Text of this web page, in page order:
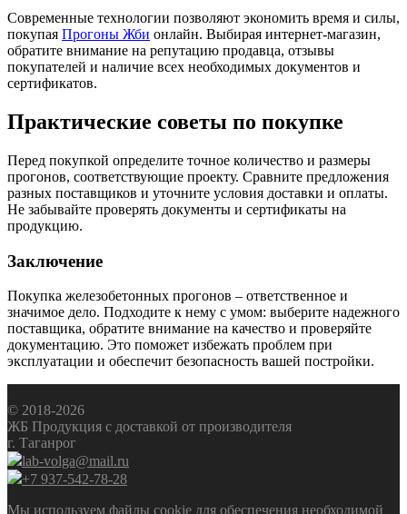
Современные технологии позволяют экономить время и силы,
покупая Прогоны Жби онлайн. Выбирая интернет-магазин,
обратите внимание на репутацию продавца, отзывы
покупателей и наличие всех необходимых документов и
сертификатов.
Практические советы по покупке
Перед покупкой определите точное количество и размеры
прогонов, соответствующие проекту. Сравните предложения
разных поставщиков и уточните условия доставки и оплаты.
Не забывайте проверять документы и сертификаты на
продукцию.
Заключение
Покупка железобетонных прогонов – ответственное и
значимое дело. Подходите к нему с умом: выберите надежного
поставщика, обратите внимание на качество и проверяйте
документацию. Это поможет избежать проблем при
эксплуатации и обеспечит безопасность вашей постройки.
© 2018-2026
ЖБ Продукция с доставкой от производителя
г. Таганрог
lab-volga@mail.ru
+7 937-542-78-28
Мы используем файлы cookie для обеспечения необходимой